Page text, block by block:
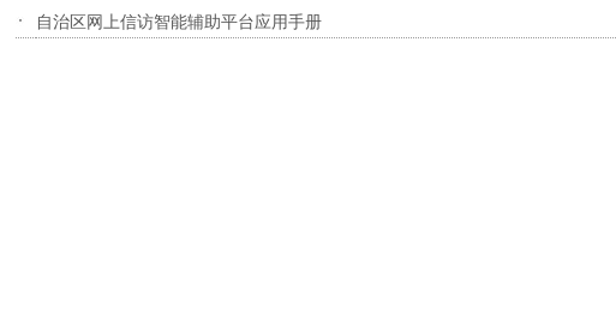
自治区网上信访智能辅助平台应用手册